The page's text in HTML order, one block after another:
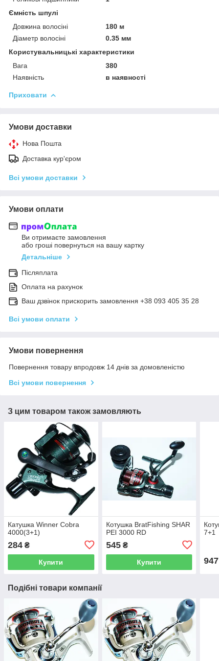
Ємність шпулі
Довжина волосіні
180 м
Діаметр волосіні
0.35 мм
Користувальницькі характеристики
Вага
380
Наявність
в наявності
Приховати
Умови доставки
Нова Пошта
Доставка кур'єром
Всі умови доставки
Умови оплати
Ви отримаєте замовлення
або гроші повернуться на вашу картку
Детальніше
Післяплата
Оплата на рахунок
Ваш дзвінок прискорить замовлення +38 093 405 35 28
Всі умови оплати
Умови повернення
Повернення товару впродовж 14 днів за домовленістю
Всі умови повернення
З цим товаром також замовляють
Катушка Winner Cobra
4000(3+1)
284 ₴
Купити
Котушка BratFishing SHAR
PEI 3000 RD
545₴
Купити
7+1
947
Подібні товари компанії